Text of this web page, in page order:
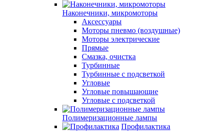
Наконечники, микромоторы
Аксессуары
Моторы пневмо (воздушные)
Моторы электрические
Прямые
Смазка, очистка
Турбинные
Турбинные с подсветкой
Угловые
Угловые повышающие
Угловые с подсветкой
Полимеризационные лампы
Профилактика